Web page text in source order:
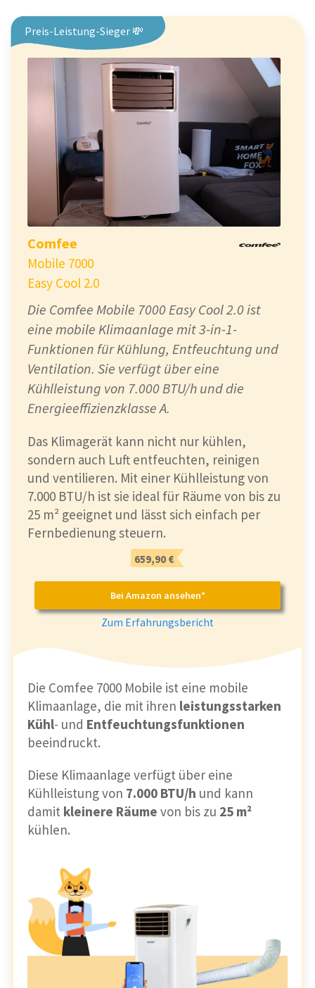
Preis-Leistung-Sieger 💸
Comfee
Mobile 7000
Easy Cool 2.0
Die Comfee Mobile 7000 Easy Cool 2.0 ist
eine mobile Klimaanlage mit 3-in-1-
Funktionen für Kühlung, Entfeuchtung und
Ventilation. Sie verfügt über eine
Kühlleistung von 7.000 BTU/h und die
Energieeffizienzklasse A.
Das Klimagerät kann nicht nur kühlen,
sondern auch Luft entfeuchten, reinigen
und ventilieren. Mit einer Kühlleistung von
7.000 BTU/h ist sie ideal für Räume von bis zu
25 m² geeignet und lässt sich einfach per
Fernbedienung steuern.
659,90 €
Bei Amazon ansehen*
Zum Erfahrungsbericht
Die Comfee 7000 Mobile ist eine mobile
Klimaanlage, die mit ihren leistungsstarken
Kühl- und Entfeuchtungsfunktionen
beeindruckt.
Diese Klimaanlage verfügt über eine
Kühlleistung von 7.000 BTU/h und kann
damit kleinere Räume von bis zu 25 m²
kühlen.